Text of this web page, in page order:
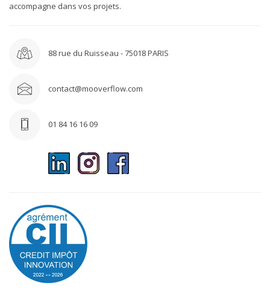
accompagne dans vos projets.
88 rue du Ruisseau - 75018 PARIS
contact@mooverflow.com
01 84 16 16 09